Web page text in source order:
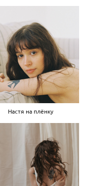
Настя на плёнку